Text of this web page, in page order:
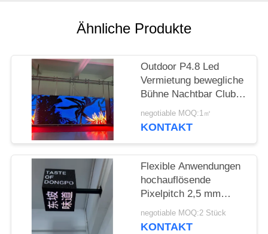
PRIVACY
POLICY
Ähnliche Produkte
Outdoor P4.8 Led
Vermietung bewegliche
Bühne Nachtbar Club
für Unterhaltung
negotiable MOQ:1㎡
KONTAKT
Flexible Anwendungen
hochauflösende
Pixelpitch 2,5 mm
LED-Würfelbildschirm
für
negotiable MOQ:2 Stück
KONTAKT